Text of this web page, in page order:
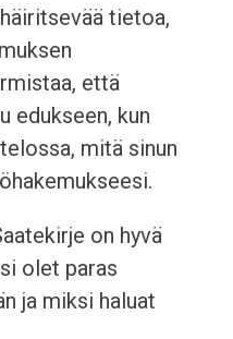
tietoa,
että
edukseen, kun
mitä sinun
on hyvä
olet paras
ja miksi haluat